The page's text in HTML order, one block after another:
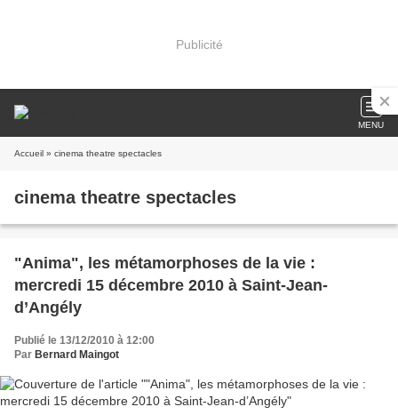
Publicité
MENU
Accueil » cinema theatre spectacles
cinema theatre spectacles
"Anima", les métamorphoses de la vie :
mercredi 15 décembre 2010 à Saint-Jean-
d’Angély
Publié le 13/12/2010 à 12:00
Par Bernard Maingot